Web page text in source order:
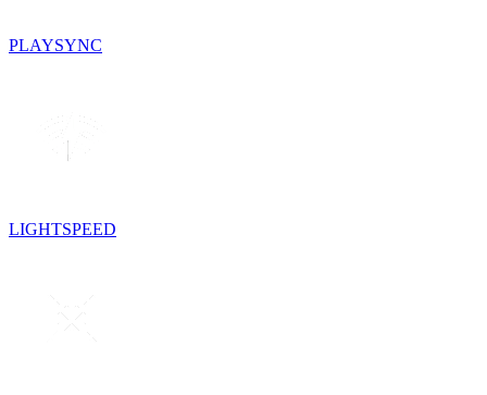
PLAYSYNC
LIGHTSPEED